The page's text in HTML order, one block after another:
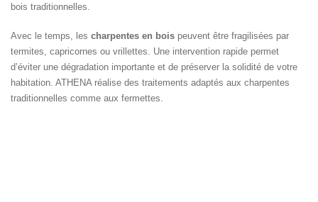
bois traditionnelles.
Avec le temps, les charpentes en bois peuvent être fragilisées par
termites, capricornes ou vrillettes. Une intervention rapide permet
d’éviter une dégradation importante et de préserver la solidité de votre
habitation. ATHENA réalise des traitements adaptés aux charpentes
traditionnelles comme aux fermettes.